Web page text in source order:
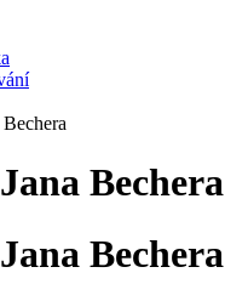
Bechera
Bechera